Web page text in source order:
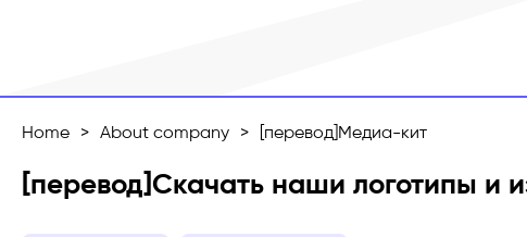
Home > About company > [перевод]Медиа-кит
[перевод]Скачать наши логотипы и